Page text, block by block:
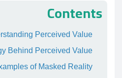
Contents
Perceived Value
Behind Perceived Value
of Masked Reality